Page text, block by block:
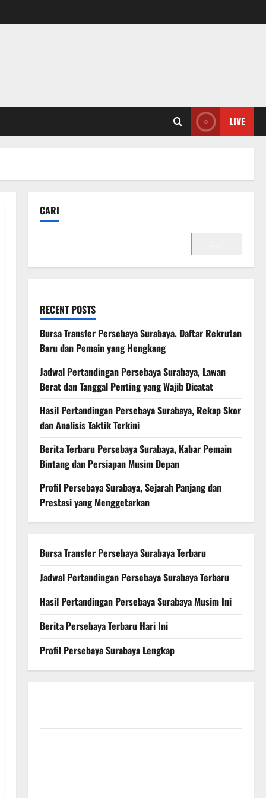
LIVE
CARI
RECENT POSTS
Bursa Transfer Persebaya Surabaya, Daftar Rekrutan
Baru dan Pemain yang Hengkang
Jadwal Pertandingan Persebaya Surabaya, Lawan
Berat dan Tanggal Penting yang Wajib Dicatat
Hasil Pertandingan Persebaya Surabaya, Rekap Skor
dan Analisis Taktik Terkini
Berita Terbaru Persebaya Surabaya, Kabar Pemain
Bintang dan Persiapan Musim Depan
Profil Persebaya Surabaya, Sejarah Panjang dan
Prestasi yang Menggetarkan
Bursa Transfer Persebaya Surabaya Terbaru
Jadwal Pertandingan Persebaya Surabaya Terbaru
Hasil Pertandingan Persebaya Surabaya Musim Ini
Berita Persebaya Terbaru Hari Ini
Profil Persebaya Surabaya Lengkap